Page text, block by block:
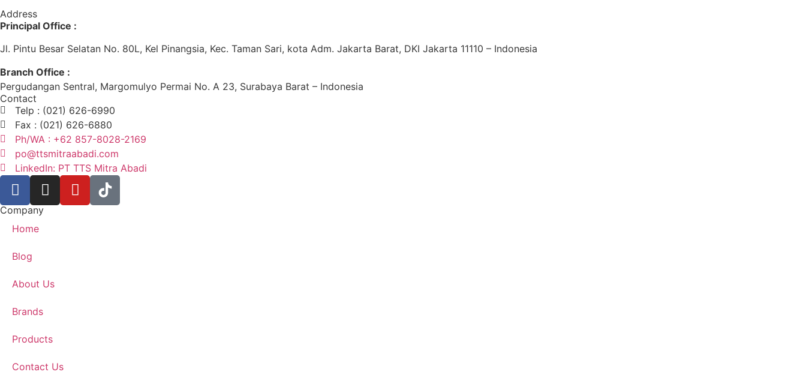
Address
Principal Office :
Jl. Pintu Besar Selatan No. 80L, Kel Pinangsia, Kec. Taman Sari, kota Adm. Jakarta Barat, DKI Jakarta 11110 – Indonesia
Branch Office :
Pergudangan Sentral, Margomulyo Permai No. A 23, Surabaya Barat – Indonesia
Contact
Telp : (021) 626-6990
Fax : (021) 626-6880
Ph/WA : +62 857-8028-2169
po@ttsmitraabadi.com
LinkedIn: PT TTS Mitra Abadi
Company
Home
Blog
About Us
Brands
Products
Contact Us